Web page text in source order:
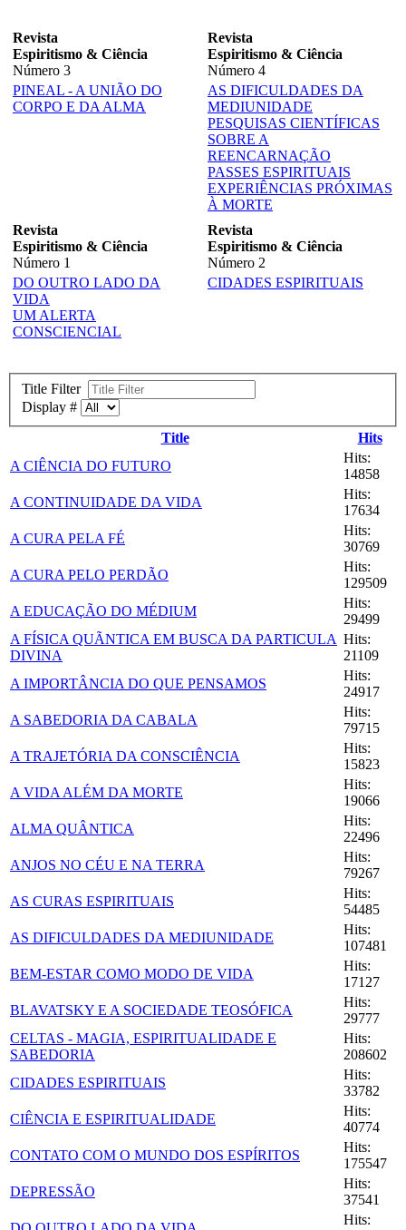
Revista
Espiritismo & Ciência
Número 3
PINEAL - A UNIÃO DO
CORPO E DA ALMA
Revista
Espiritismo & Ciência
Número 4
AS DIFICULDADES DA
MEDIUNIDADE
PESQUISAS CIENTÍFICAS
SOBRE A
REENCARNAÇÃO
PASSES ESPIRITUAIS
EXPERIÊNCIAS PRÓXIMAS
À MORTE
Revista
Espiritismo & Ciência
Número 1
DO OUTRO LADO DA
VIDA
UM ALERTA
CONSCIENCIAL
Revista
Espiritismo & Ciência
Número 2
CIDADES ESPIRITUAIS
Title Filter
Display #
Title
Hits
A CIÊNCIA DO FUTURO
Hits:
14858
A CONTINUIDADE DA VIDA
Hits:
17634
A CURA PELA FÉ
Hits:
30769
A CURA PELO PERDÃO
Hits:
129509
A EDUCAÇÃO DO MÉDIUM
Hits:
29499
A FÍSICA QUÃNTICA EM BUSCA DA PARTICULA
DIVINA
Hits:
21109
A IMPORTÂNCIA DO QUE PENSAMOS
Hits:
24917
A SABEDORIA DA CABALA
Hits:
79715
A TRAJETÓRIA DA CONSCIÊNCIA
Hits:
15823
A VIDA ALÉM DA MORTE
Hits:
19066
ALMA QUÂNTICA
Hits:
22496
ANJOS NO CÉU E NA TERRA
Hits:
79267
AS CURAS ESPIRITUAIS
Hits:
54485
AS DIFICULDADES DA MEDIUNIDADE
Hits:
107481
BEM-ESTAR COMO MODO DE VIDA
Hits:
17127
BLAVATSKY E A SOCIEDADE TEOSÓFICA
Hits:
29777
CELTAS - MAGIA, ESPIRITUALIDADE E
SABEDORIA
Hits:
208602
CIDADES ESPIRITUAIS
Hits:
33782
CIÊNCIA E ESPIRITUALIDADE
Hits:
40774
CONTATO COM O MUNDO DOS ESPÍRITOS
Hits:
175547
DEPRESSÃO
Hits:
37541
Hits: